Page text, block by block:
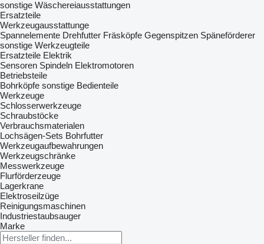
sonstige Wäschereiausstattungen
Ersatzteile
Werkzeugausstattunge
Spannelemente Drehfutter Fräsköpfe Gegenspitzen Späneförderer
sonstige Werkzeugteile
Ersatzteile Elektrik
Sensoren Spindeln Elektromotoren
Betriebsteile
Bohrköpfe sonstige Bedienteile
Werkzeuge
Schlosserwerkzeuge
Schraubstöcke
Verbrauchsmaterialen
Lochsägen-Sets Bohrfutter
Werkzeugaufbewahrungen
Werkzeugschränke
Messwerkzeuge
Flurförderzeuge
Lagerkrane
Elektroseilzüge
Reinigungsmaschinen
Industriestaubsauger
Marke